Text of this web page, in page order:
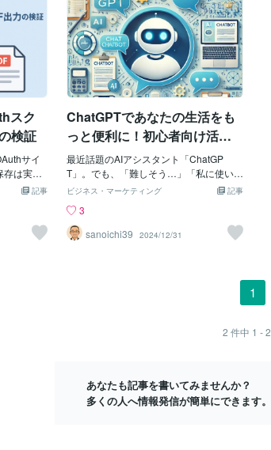
スク
検証
サイ
存は実現
いえば、
紹介し
にGoogle
拡張機能
記事
ChatGPTであなたの生活をも
っと便利に！初心者向け活用
ガイド
最近話題のAIアシスタント「ChatGP
T」。でも、「難しそう…」「私に使いこ
なせるかな？」と思っていませんか？実
便利なAIツールなんです！この記事で
は、ChatGPTの魅力や使い方をわかりや
すく解説します。あなたもAIの力で生活
できます！質問に答える：「夕飯におす
い設定は不要！スマホやパソコンから簡
単に使えるのも魅力です。2. ChatGPTの
記事
ビジネス・マーケティング
3
sanoichi39
2024/12/31
1
2 件中 1 - 2
あなたも記事を書いてみませんか？
多くの人へ情報発信が簡単にできます。